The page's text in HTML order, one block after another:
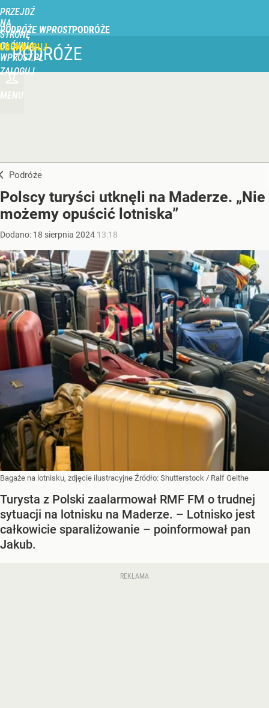
PRZEJDŹ
NA
STRONĘ
GŁÓWNĄ
WPROST.PL
PODRÓŻE WPROST
ZALOGUJ
MENU
PODRÓŻE
Podróże
Polscy turyści utknęli na Maderze. „Nie
możemy opuścić lotniska”
Dodano: 18 sierpnia 2024 13:18
Bagaże na lotnisku, zdjęcie ilustracyjne Źródło: Shutterstock / Ralf Geithe
Turysta z Polski zaalarmował RMF FM o trudnej
sytuacji na lotnisku na Maderze. – Lotnisko jest
całkowicie sparaliżowanie – poinformował pan
Jakub.